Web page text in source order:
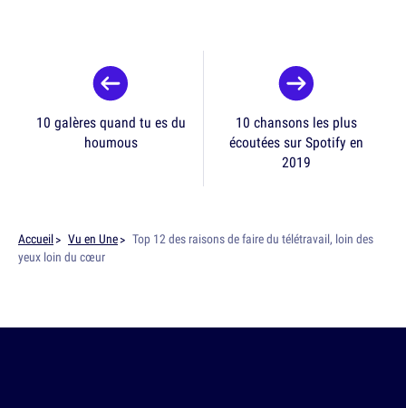
10 galères quand tu es du
houmous
10 chansons les plus
écoutées sur Spotify en
2019
Accueil Vu en Une
Top 12 des raisons de faire du télétravail, loin des
yeux loin du cœur